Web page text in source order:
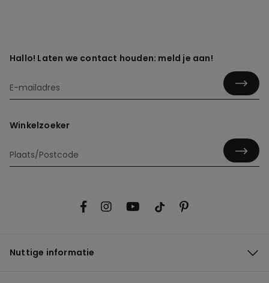
Hallo! Laten we contact houden: meld je aan!
Winkelzoeker
Nuttige informatie